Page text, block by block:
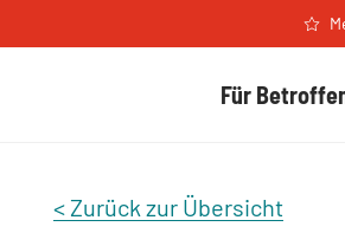
Für
< Zurück zur Übersicht